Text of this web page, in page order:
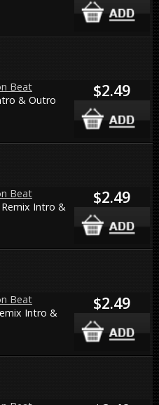
Beat
& Outro
$2.49
Beat
Intro &
$2.49
Beat
Intro &
$2.49